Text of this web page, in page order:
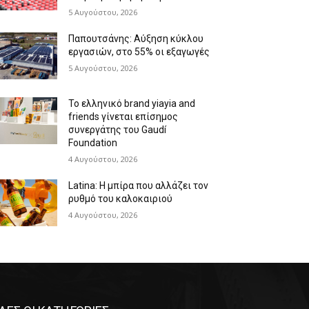
5 Αυγούστου, 2026
Παπουτσάνης: Αύξηση κύκλου
εργασιών, στο 55% οι εξαγωγές
5 Αυγούστου, 2026
Το ελληνικό brand yiayia and
friends γίνεται επίσημος
συνεργάτης του Gaudí
Foundation
4 Αυγούστου, 2026
Latina: Η μπίρα που αλλάζει τον
ρυθμό του καλοκαιριού
4 Αυγούστου, 2026